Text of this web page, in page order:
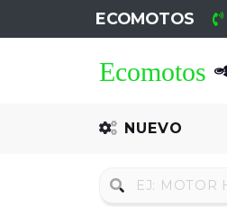
ECOMOTOS
NUEVO
Recambio
Neumáticos